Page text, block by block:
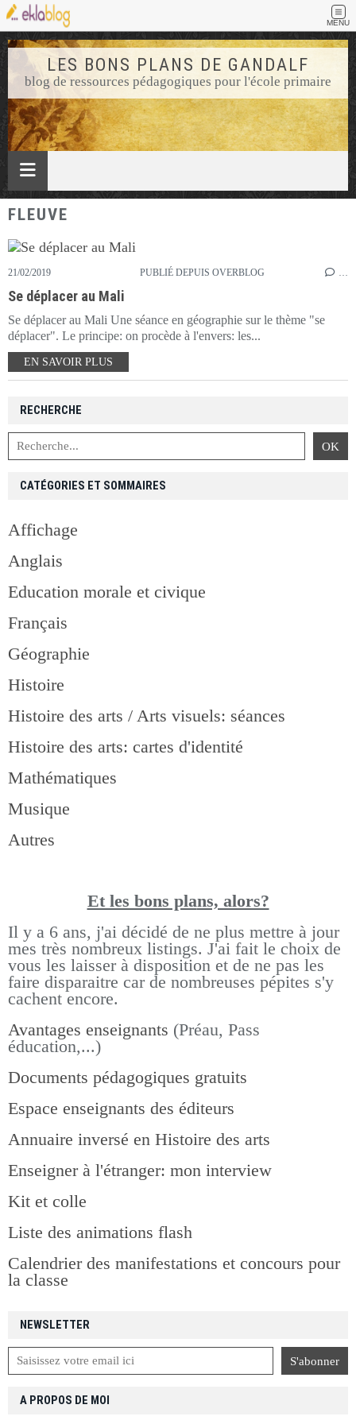
MENU
LES BONS PLANS DE GANDALF
blog de ressources pédagogiques pour l'école primaire
FLEUVE
21/02/2019 PUBLIÉ DEPUIS OVERBLOG …
Se déplacer au Mali
Se déplacer au Mali Une séance en géographie sur le thème "se
déplacer". Le principe: on procède à l'envers: les...
EN SAVOIR PLUS
NEWSLETTER
RECHERCHE
CATÉGORIES ET SOMMAIRES
Affichage
Anglais
Education morale et civique
Français
Géographie
Histoire
Histoire des arts / Arts visuels: séances
Histoire des arts: cartes d'identité
Mathématiques
Musique
Autres
Et les bons plans, alors?
Il y a 6 ans, j'ai décidé de ne plus mettre à jour
mes très nombreux listings. J'ai fait le choix de
vous les laisser à disposition et de ne pas les
faire disparaitre car de nombreuses pépites s'y
cachent encore.
Avantages enseignants (Préau, Pass
éducation,...)
Documents pédagogiques gratuits
Espace enseignants des éditeurs
Annuaire inversé en Histoire des arts
Enseigner à l'étranger: mon interview
Kit et colle
Liste des animations flash
Calendrier des manifestations et concours pour
la classe
A PROPOS DE MOI